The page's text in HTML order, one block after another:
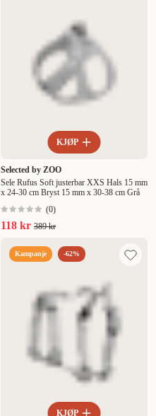
KJØP
Selected by ZOO
Sele Rufus Soft justerbar XXS Hals 15 mm
x 24-30 cm Bryst 15 mm x 30-38 cm Grå
(0)
118 kr 389 kr
Kampanje -62%
KJØP